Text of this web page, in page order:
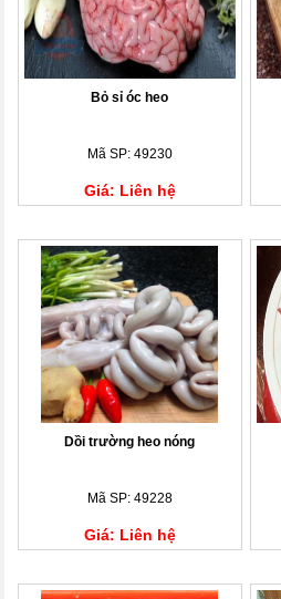
Bỏ sỉ óc heo
Mã SP: 49230
Giá: Liên hệ
Dồi trường heo nóng
Mã SP: 49228
Giá: Liên hệ